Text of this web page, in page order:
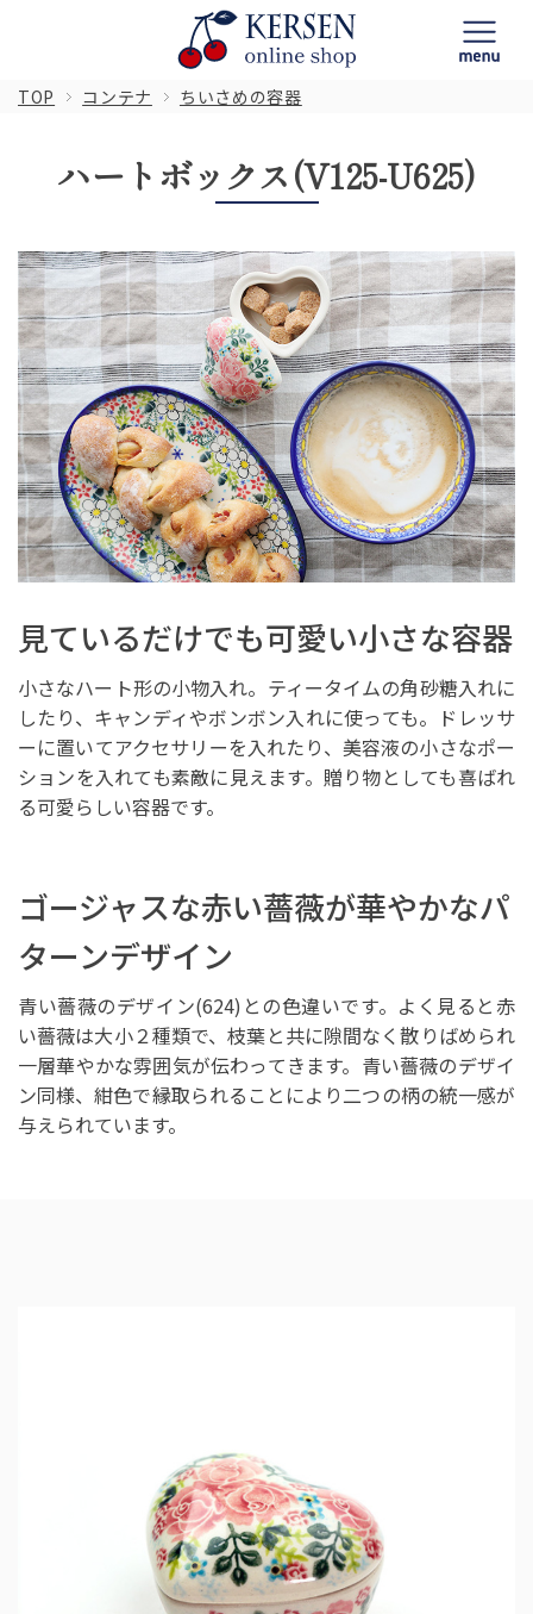
TOP コンテナ ちいさめの容器
ハートボックス(V125-U625)
見ているだけでも可愛い小さな容器
小さなハート形の小物入れ。ティータイムの角砂糖入れに
したり、キャンディやボンボン入れに使っても。ドレッサ
ーに置いてアクセサリーを入れたり、美容液の小さなポー
ションを入れても素敵に見えます。贈り物としても喜ばれ
る可愛らしい容器です。
ゴージャスな赤い薔薇が華やかなパ
ターンデザイン
青い薔薇のデザイン(624)との色違いです。よく見ると赤
い薔薇は大小２種類で、枝葉と共に隙間なく散りばめられ
一層華やかな雰囲気が伝わってきます。青い薔薇のデザイ
ン同様、紺色で縁取られることにより二つの柄の統一感が
与えられています。